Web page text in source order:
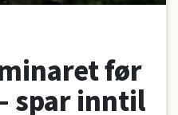
før
spar inntil